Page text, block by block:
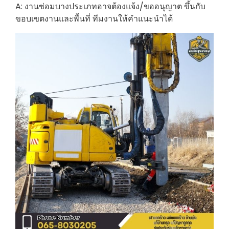
A: งานซ่อมบางประเภทอาจต้องแจ้ง/ขออนุญาต ขึ้นกับ
ขอบเขตงานและพื้นที่ ทีมงานให้คำแนะนำได้